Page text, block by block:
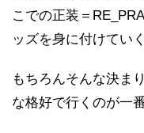
こでの正装＝
ッズを身に付けてい
もちろんそんな決ま
な格好で行くのが一